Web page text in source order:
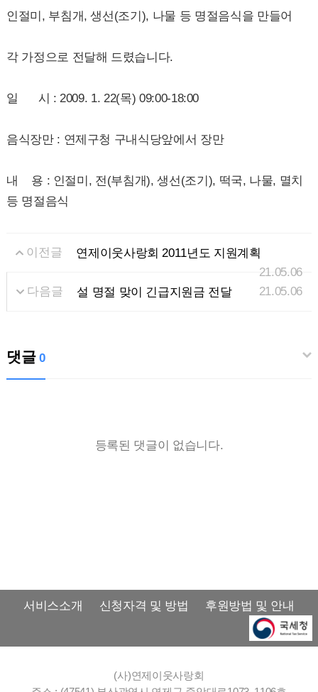
인절미, 부침개, 생선(조기), 나물 등 명절음식을 만들어
각 가정으로 전달해 드렸습니다.
일 시 : 2009. 1. 22(목) 09:00-18:00
음식장만 : 연제구청 구내식당앞에서 장만
내 용 : 인절미, 전(부침개), 생선(조기), 떡국, 나물, 멸치
등 명절음식
이전글
연제이웃사랑회 2011년도 지원계획
21.05.06
다음글
설 명절 맞이 긴급지원금 전달 21.05.06
댓글0
등록된 댓글이 없습니다.
서비스소개 신청자격 및 방법 후원방법 및 안내
(사)연제이웃사랑회